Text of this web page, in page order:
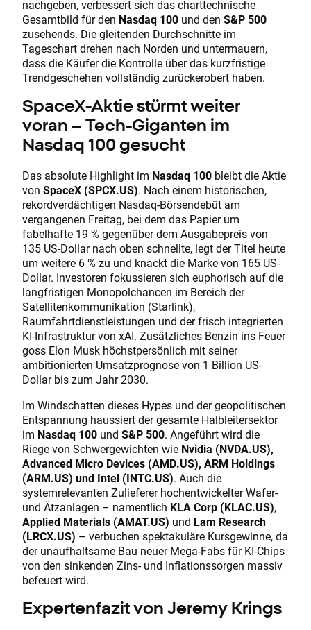
nachgeben, verbessert sich das charttechnische
Gesamtbild für den Nasdaq 100 und den S&P 500
zusehends. Die gleitenden Durchschnitte im
Tageschart drehen nach Norden und untermauern,
dass die Käufer die Kontrolle über das kurzfristige
Trendgeschehen vollständig zurückerobert haben.
SpaceX-Aktie stürmt weiter
voran – Tech-Giganten im
Nasdaq 100 gesucht
Das absolute Highlight im Nasdaq 100 bleibt die Aktie
von SpaceX (SPCX.US). Nach einem historischen,
rekordverdächtigen Nasdaq-Börsendebüt am
vergangenen Freitag, bei dem das Papier um
fabelhafte 19 % gegenüber dem Ausgabepreis von
135 US-Dollar nach oben schnellte, legt der Titel heute
um weitere 6 % zu und knackt die Marke von 165 US-
Dollar. Investoren fokussieren sich euphorisch auf die
langfristigen Monopolchancen im Bereich der
Satellitenkommunikation (Starlink),
Raumfahrtdienstleistungen und der frisch integrierten
KI-Infrastruktur von xAI. Zusätzliches Benzin ins Feuer
goss Elon Musk höchstpersönlich mit seiner
ambitionierten Umsatzprognose von 1 Billion US-
Dollar bis zum Jahr 2030.
Im Windschatten dieses Hypes und der geopolitischen
Entspannung haussiert der gesamte Halbleitersektor
im Nasdaq 100 und S&P 500. Angeführt wird die
Riege von Schwergewichten wie Nvidia (NVDA.US),
Advanced Micro Devices (AMD.US), ARM Holdings
(ARM.US) und Intel (INTC.US). Auch die
systemrelevanten Zulieferer hochentwickelter Wafer-
und Ätzanlagen – namentlich KLA Corp (KLAC.US),
Applied Materials (AMAT.US) und Lam Research
(LRCX.US) – verbuchen spektakuläre Kursgewinne, da
der unaufhaltsame Bau neuer Mega-Fabs für KI-Chips
von den sinkenden Zins- und Inflationssorgen massiv
befeuert wird.
Expertenfazit von Jeremy Krings